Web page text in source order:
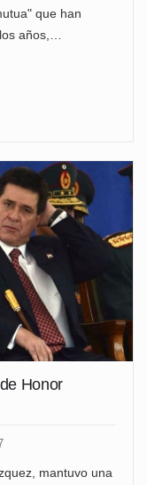
que han
años,…
Honor
mantuvo una